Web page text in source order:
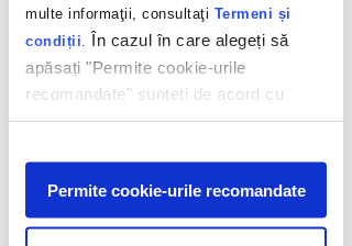
multe informaţii, consultaţi Termeni și
condiții În cazul în care alegeți să
apăsați "Permite cookie-urile
recomandate" sunteți de acord cu
utilizarea modulelor noastre cookie.
Afişare
Permite cookie-urile recomandate
Spread the word
Seva Bloom
2020
As we already had collaborated on an ad